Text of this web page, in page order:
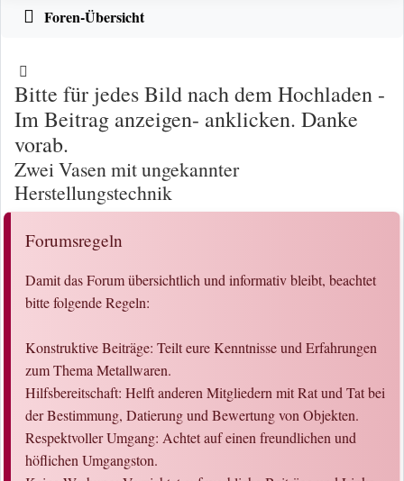
Foren-Übersicht
Bitte für jedes Bild nach dem Hochladen -
Im Beitrag anzeigen- anklicken. Danke
vorab.
Zwei Vasen mit ungekannter
Herstellungstechnik
Forumsregeln
Damit das Forum übersichtlich und informativ bleibt, beachtet
bitte folgende Regeln:
Konstruktive Beiträge: Teilt eure Kenntnisse und Erfahrungen
zum Thema Metallwaren.
Hilfsbereitschaft: Helft anderen Mitgliedern mit Rat und Tat bei
der Bestimmung, Datierung und Bewertung von Objekten.
Respektvoller Umgang: Achtet auf einen freundlichen und
höflichen Umgangston.